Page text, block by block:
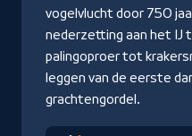
vogelvlucht door 750
nederzetting aan het IJ
palingoproer tot
leggen van de eerste
grachtengordel.